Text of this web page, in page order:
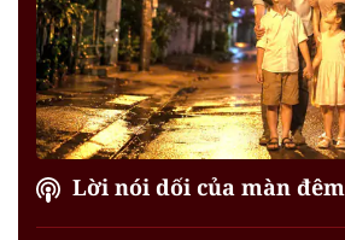
Lời nói dối của màn đêm